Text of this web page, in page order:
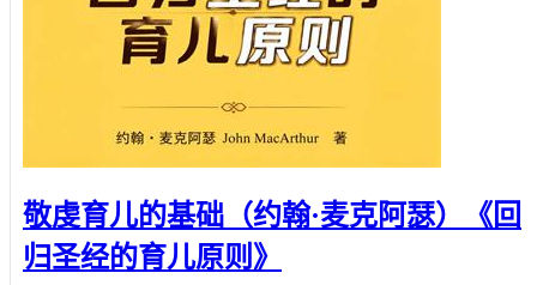
敬虔育儿的基础（约翰·麦克阿瑟）《回
归圣经的育儿原则》